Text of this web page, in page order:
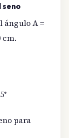
seno
ángulo A =
cm.
para